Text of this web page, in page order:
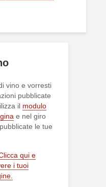
vino e vorresti
pubblicate
il modulo
e nel giro
le tue
qui e
i tuoi